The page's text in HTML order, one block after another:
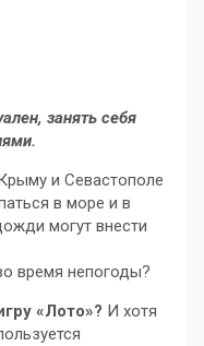
занять себя
и Севастополе
в море и в
могут внести
время непогоды?
«Лото»? И хотя